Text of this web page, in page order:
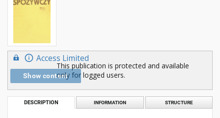
Access Limited
Show content
This publication is protected and available
only for logged users.
DESCRIPTION INFORMATION STRUCTURE